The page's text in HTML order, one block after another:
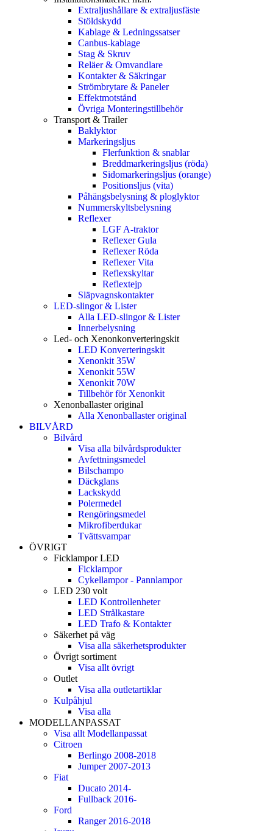
Extraljushållare & extraljusfäste
Stöldskydd
Kablage & Ledningssatser
Canbus-kablage
Stag & Skruv
Reläer & Omvandlare
Kontakter & Säkringar
Strömbrytare & Paneler
Effektmotstånd
Övriga Monteringstillbehör
Transport & Trailer
Baklyktor
Markeringsljus
Flerfunktion & snablar
Breddmarkeringsljus (röda)
Sidomarkeringsljus (orange)
Positionsljus (vita)
Påhängsbelysning & ploglyktor
Nummerskyltsbelysning
Reflexer
LGF A-traktor
Reflexer Gula
Reflexer Röda
Reflexer Vita
Reflexskyltar
Reflextejp
Släpvagnskontakter
LED-slingor & Lister
Alla LED-slingor & Lister
Innerbelysning
Led- och Xenonkonverteringskit
LED Konverteringskit
Xenonkit 35W
Xenonkit 55W
Xenonkit 70W
Tillbehör för Xenonkit
Xenonballaster original
Alla Xenonballaster original
BILVÅRD
Bilvård
Visa alla bilvårdsprodukter
Avfettningsmedel
Bilschampo
Däckglans
Lackskydd
Polermedel
Rengöringsmedel
Mikrofiberdukar
Tvättsvampar
ÖVRIGT
Ficklampor LED
Ficklampor
Cykellampor - Pannlampor
LED 230 volt
LED Kontrollenheter
LED Strålkastare
LED Trafo & Kontakter
Säkerhet på väg
Visa alla säkerhetsprodukter
Övrigt sortiment
Visa allt övrigt
Outlet
Visa alla outletartiklar
Kulpåhjul
Visa alla
MODELLANPASSAT
Visa allt Modellanpassat
Citroen
Berlingo 2008-2018
Jumper 2007-2013
Fiat
Ducato 2014-
Fullback 2016-
Ford
Ranger 2016-2018